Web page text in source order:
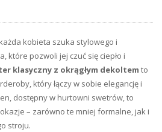
kobieta szuka stylowego i
które pozwoli jej czuć się ciepło i
klasyczny z okrągłym dekoltem to
który łączy w sobie elegancję i
dostępny w hurtowni swetrów, to
– zarówno te mniej formalne, jak i
stroju.